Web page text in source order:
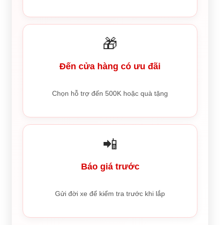
🎁
Đến cửa hàng có ưu đãi
Chọn hỗ trợ đến 500K hoặc quà tặng
📲
Báo giá trước
Gửi đời xe để kiểm tra trước khi lắp